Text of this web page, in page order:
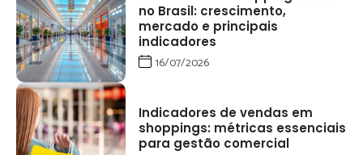
no Brasil: crescimento,
mercado e principais
indicadores
16/07/2026
Indicadores de vendas em
shoppings: métricas essenciais
para gestão comercial